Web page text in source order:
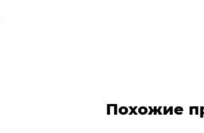
Похожие